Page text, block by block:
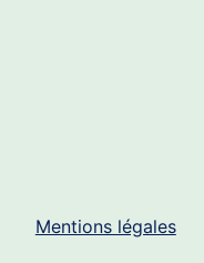
Mentions légales